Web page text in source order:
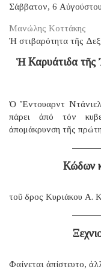
Σάββατον, 6
Μανώλης Κοττάκης
Ἡ στιβαρότητα τῆς
Ἡ Καρυάτιδα τῆς
Ὁ Ἔντουαρντ
πάρει ἀπό τόν
ἀπομάκρυνση τῆς
Κώδων
τοῦ δρος Κυριάκου Α.
Φαίνεται ἀπίστευτο,